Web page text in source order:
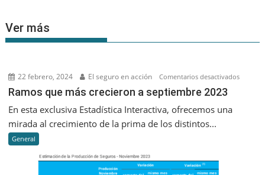
Ver más
22 febrero, 2024 El seguro en acción Comentarios desactivadosen
Ramos que más crecieron a septiembre 2023
En esta exclusiva Estadística Interactiva, ofrecemos una
mirada al crecimiento de la prima de los distintos...
General